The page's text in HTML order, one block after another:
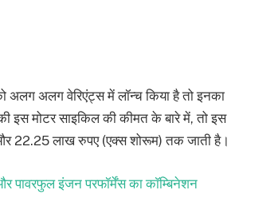
अलग वेरिएंट्स में लॉन्च किया है तो इनका
इस मोटर साइकिल की कीमत के बारे में, तो इस
22.25 लाख रुपए (एक्स शोरूम) तक जाती है।
इंजन परफॉर्मेंस का काॅम्बिनेशन